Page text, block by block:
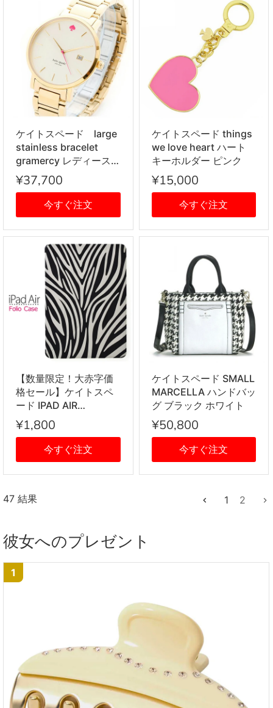
ケイトスペード large
stainless bracelet
gramercy レディース
腕時計 ゴールド
¥37,700
今すぐ注文
ケイトスペード things
we love heart ハート
キーホルダー ピンク
¥15,000
今すぐ注文
【数量限定！大赤字価
格セール】ケイトスペ
ード IPAD AIR
ORIGAMI SMALL
TIGER
¥1,800
今すぐ注文
ケイトスペード SMALL
MARCELLA ハンドバッ
グ ブラック ホワイト
¥50,800
今すぐ注文
47 結果 1 2
彼女へのプレゼント
1